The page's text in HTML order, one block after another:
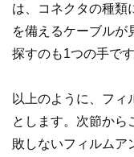
は、コネクタの種類
を備えるケーブルが
探すのも1つの手です
以上のように、フィ
とします。次節から
敗しないフィルムア